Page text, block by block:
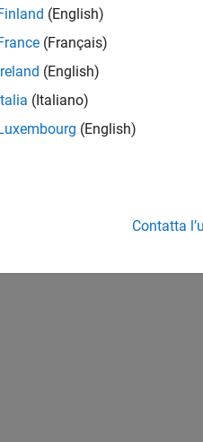
(English)
(Français)
Ireland (English)
Italia (Italiano)
(English)
Contatta